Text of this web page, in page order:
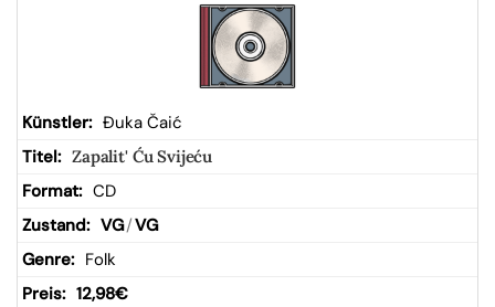
Đuka Čaić
Zapalit' Ću Svijeću
CD
VG/VG
Folk
12,98€